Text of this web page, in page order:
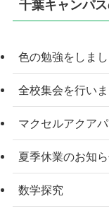
千葉キャンパ
色の勉強をしまし
全校集会を行いま
マクセルアクア
夏季休業のお知
数学探究